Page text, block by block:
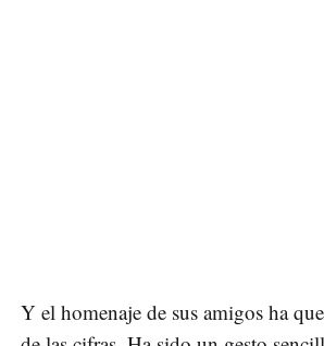
Y el homenaje de sus amigos ha